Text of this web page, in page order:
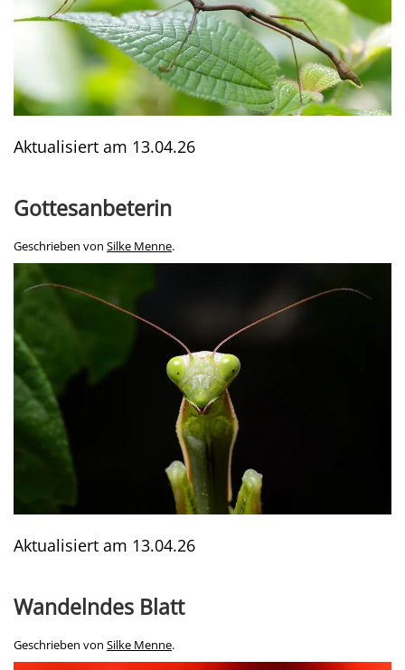
Aktualisiert am 13.04.26
Gottesanbeterin
Geschrieben von Silke Menne.
Aktualisiert am 13.04.26
Wandelndes Blatt
Geschrieben von Silke Menne.